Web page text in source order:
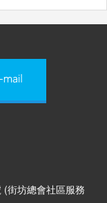
街坊總會社區服務